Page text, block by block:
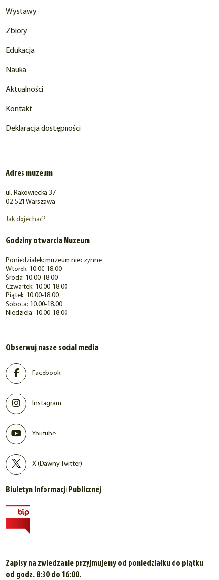
Wystawy
Zbiory
Edukacja
Nauka
Aktualności
Kontakt
Deklaracja dostępności
Adres muzeum
ul. Rakowiecka 37
02-521 Warszawa
Jak dojechać?
Godziny otwarcia Muzeum
Poniedziałek: muzeum nieczynne
Wtorek: 10.00-18.00
Środa: 10.00-18.00
Czwartek: 10.00-18.00
Piątek: 10.00-18.00
Sobota: 10.00-18.00
Niedziela: 10.00-18.00
Obserwuj nasze social media
Facebook
Instagram
Youtube
X (Dawny Twitter)
Biuletyn Informacji Publicznej
Zapisy na zwiedzanie przyjmujemy od poniedziałku do piątku
od godz. 8:30 do 16:00.